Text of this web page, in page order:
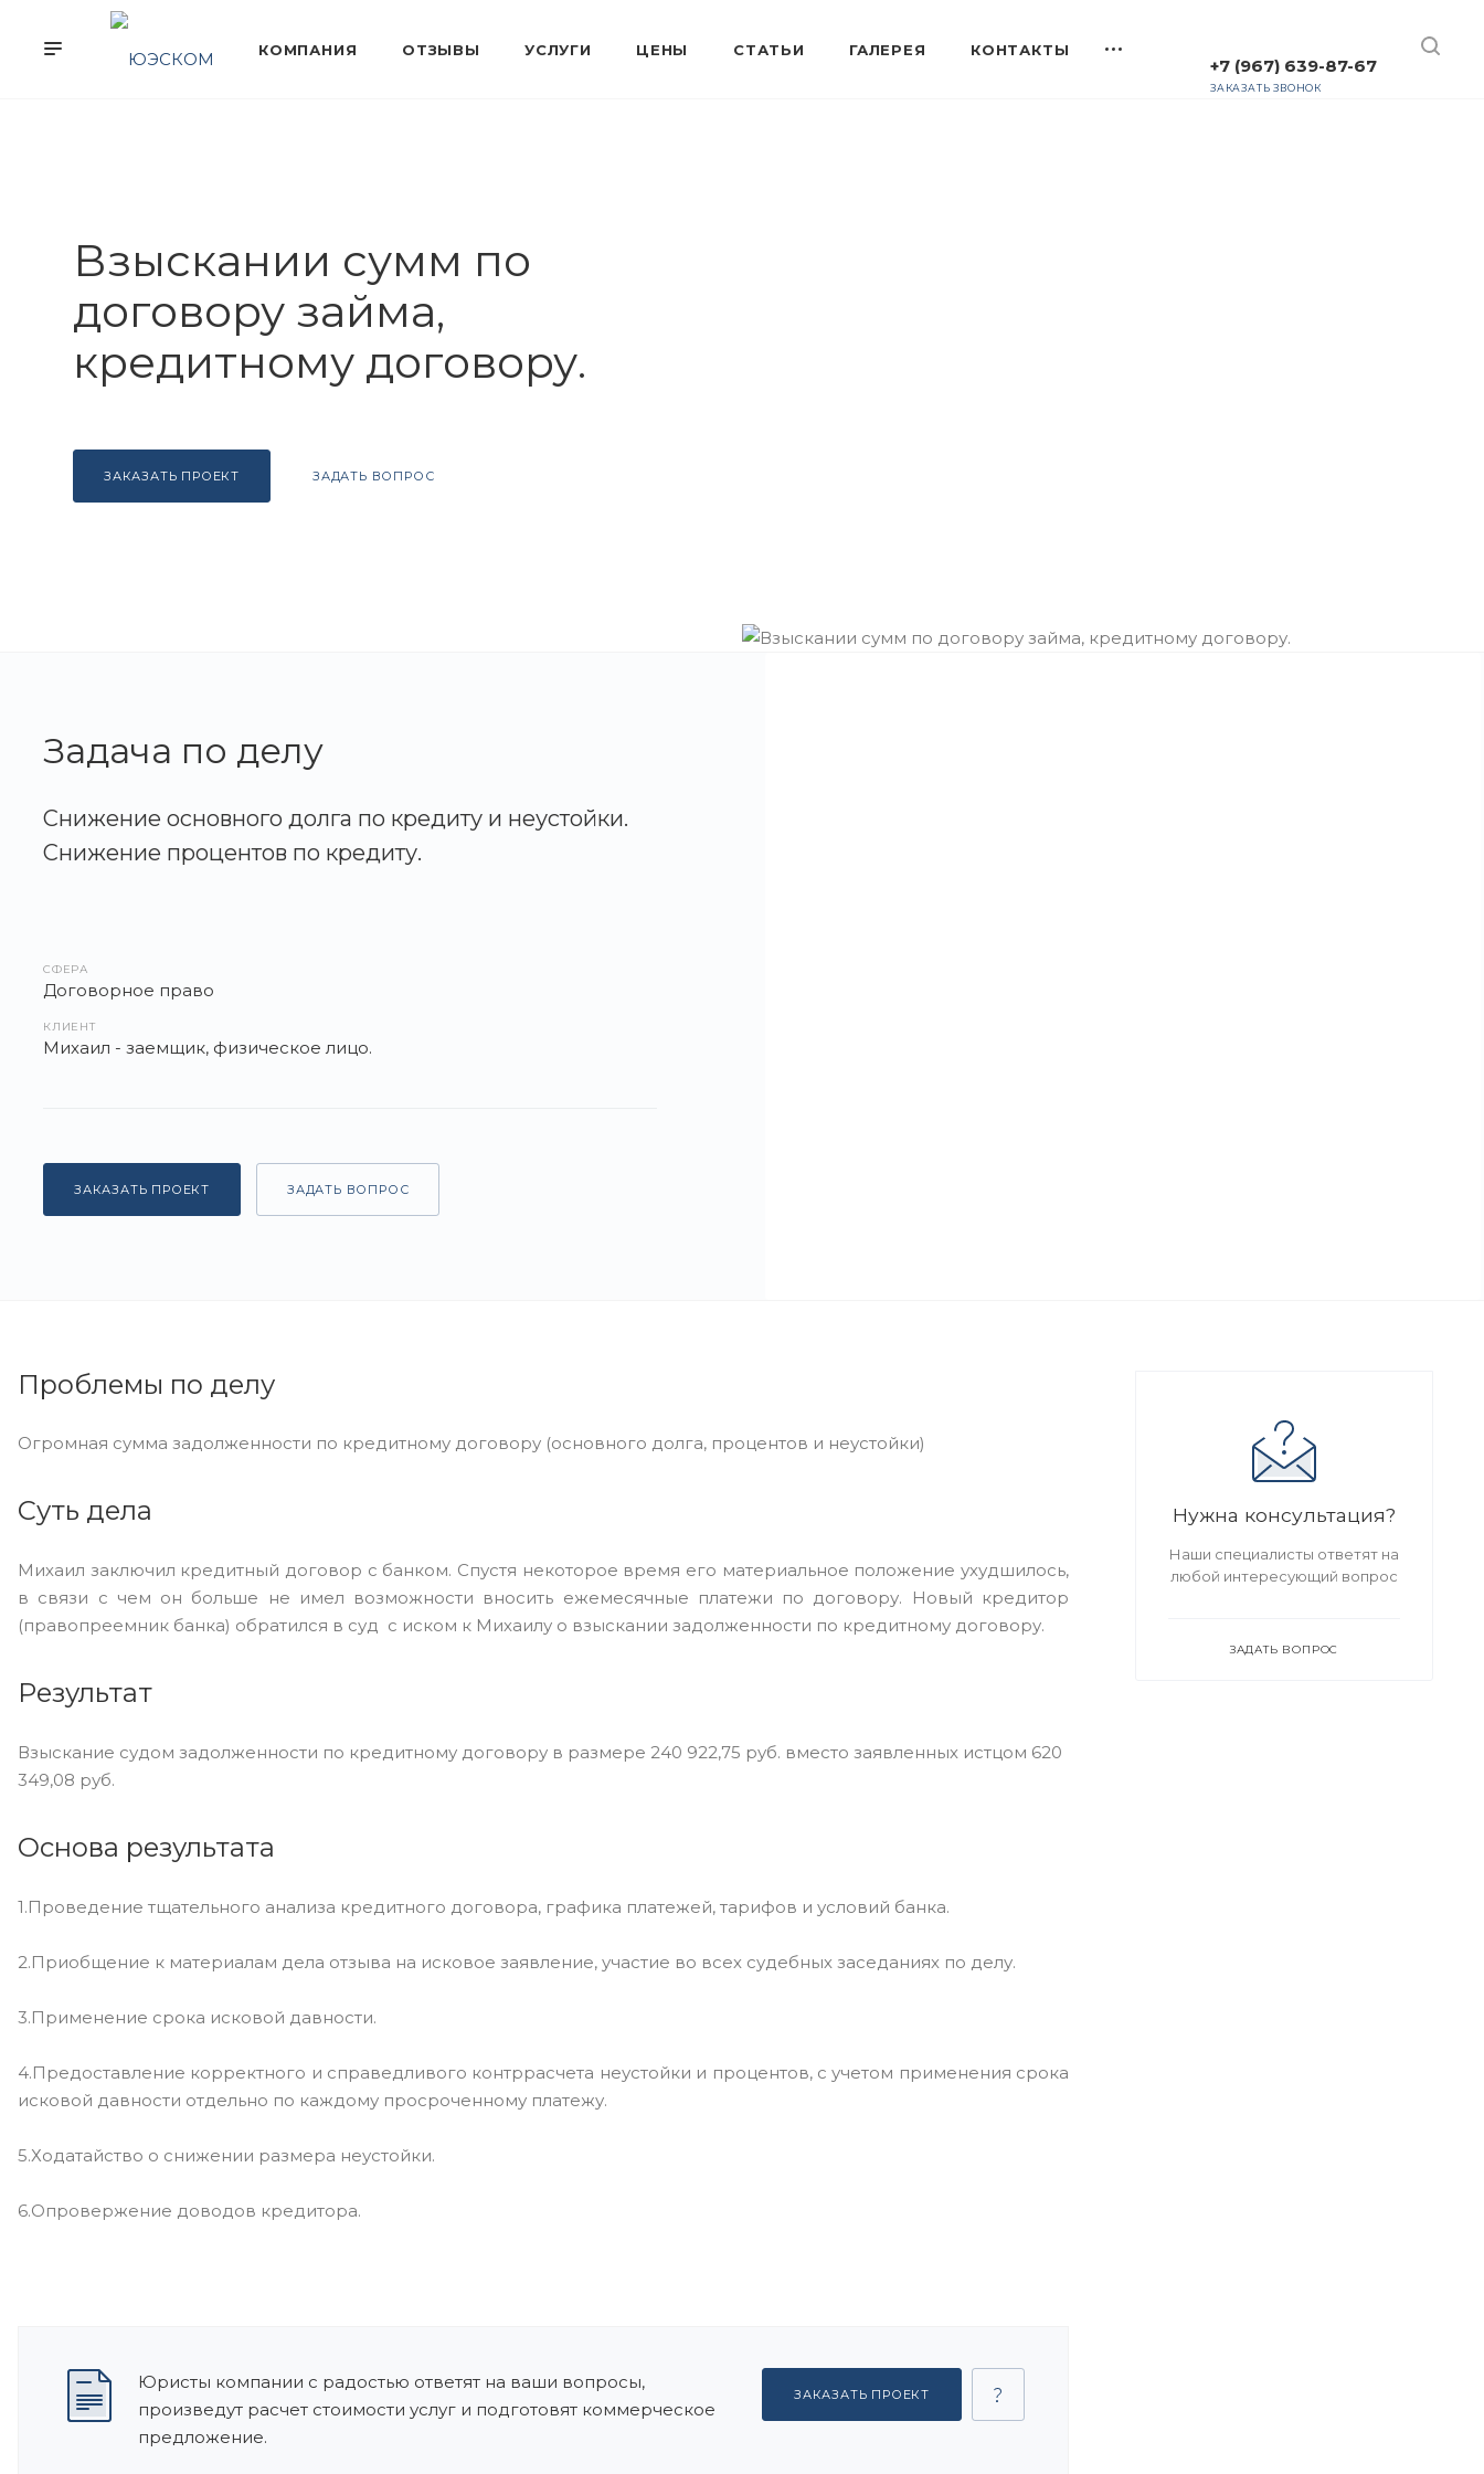
+7 (967) 639-87-67
ЗАКАЗАТЬ ЗВОНОК
Взыскании сумм по
договору займа,
кредитному договору.
ЗАКАЗАТЬ ПРОЕКТ ЗАДАТЬ ВОПРОС
Задача по делу
Снижение основного долга по кредиту и неустойки.
Снижение процентов по кредиту.
СФЕРА
Договорное право
КЛИЕНТ
Михаил - заемщик, физическое лицо.
ЗАКАЗАТЬ ПРОЕКТ ЗАДАТЬ ВОПРОС
Проблемы по делу
Огромная сумма задолженности по кредитному договору (основного долга, процентов и неустойки)
Суть дела
Михаил заключил кредитный договор с банком. Спустя некоторое время его материальное положение ухудшилось,
в связи с чем он больше не имел возможности вносить ежемесячные платежи по договору. Новый кредитор
(правопреемник банка) обратился в суд с иском к Михаилу о взыскании задолженности по кредитному договору.
Результат
Взыскание судом задолженности по кредитному договору в размере 240 922,75 руб. вместо заявленных истцом 620
349,08 руб.
Основа результата
1.Проведение тщательного анализа кредитного договора, графика платежей, тарифов и условий банка.
2.Приобщение к материалам дела отзыва на исковое заявление, участие во всех судебных заседаниях по делу.
3.Применение срока исковой давности.
4.Предоставление корректного и справедливого контррасчета неустойки и процентов, с учетом применения срока
исковой давности отдельно по каждому просроченному платежу.
5.Ходатайство о снижении размера неустойки.
6.Опровержение доводов кредитора.
Юристы компании с радостью ответят на ваши вопросы,
произведут расчет стоимости услуг и подготовят коммерческое
предложение.
ЗАКАЗАТЬ ПРОЕКТ
Нужна консультация?
Наши специалисты ответят на
любой интересующий вопрос
ЗАДАТЬ ВОПРОС